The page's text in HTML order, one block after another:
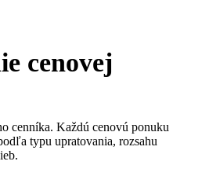
cenovej
cenníka. Každú cenovú ponuku
typu upratovania, rozsahu